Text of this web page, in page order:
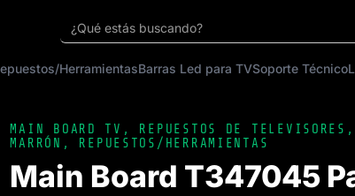
¿Qué estás buscando?
HerramientasBarras Led para TVSoporte Técnico
MAIN BOARD TV , REPUESTOS DE TELEVISORES
MARRÓN , REPUESTOS/HERRAMIENTAS
Main Board T347045